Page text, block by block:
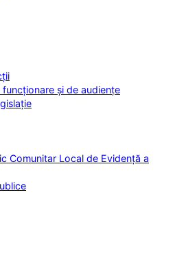
funcționare și de audiențe
Comunitar Local de Evidență a